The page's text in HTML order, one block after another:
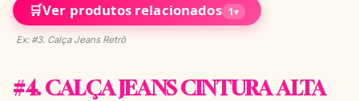
🛒Ver produtos relacionados 1▾
Ex: #3. Calça Jeans Retrô
#4. CALÇA JEANS CINTURA ALTA